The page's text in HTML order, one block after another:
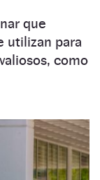
que
utilizan para
como